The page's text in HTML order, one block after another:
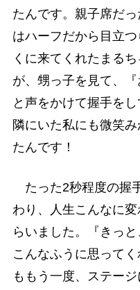
たんです。親子席だ
はハーフだから目立
くに来てくれたまる
が、甥っ子を見て、『
と声をかけて握手を
隣にいた私にも微笑
たんです！
たった2秒程度の握
わり、人生こんなに
らいました。『きっ
こんなふうに思って
ももう一度、ステー